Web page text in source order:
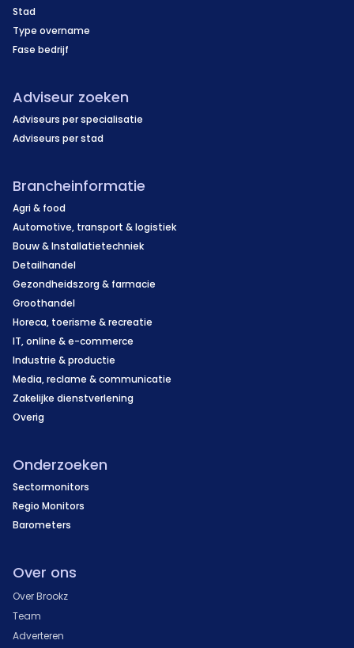
Stad
Type overname
Fase bedrijf
Adviseur zoeken
Adviseurs per specialisatie
Adviseurs per stad
Brancheinformatie
Agri & food
Automotive, transport & logistiek
Bouw & Installatietechniek
Detailhandel
Gezondheidszorg & farmacie
Groothandel
Horeca, toerisme & recreatie
IT, online & e-commerce
Industrie & productie
Media, reclame & communicatie
Zakelijke dienstverlening
Overig
Onderzoeken
Sectormonitors
Regio Monitors
Barometers
Over ons
Over Brookz
Team
Adverteren